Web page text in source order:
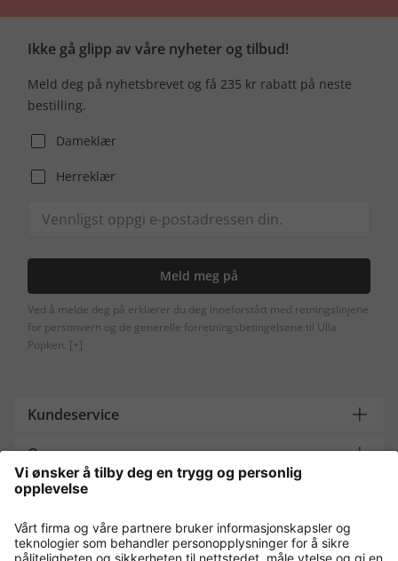
Ikke gå glipp av våre nyheter og tilbud!
Meld deg på nyhetsbrevet og få 235 kr rabatt på neste
bestilling.
Dameklær
Herreklær
Meld meg på
Ved å melde deg på erklærer du deg inneforstått med retningslinjene
for personvern og de generelle forretningsbetingelsene til Ulla
Popken. [+]
Kundeservice
Om oss
Contact
Payment and Delivery